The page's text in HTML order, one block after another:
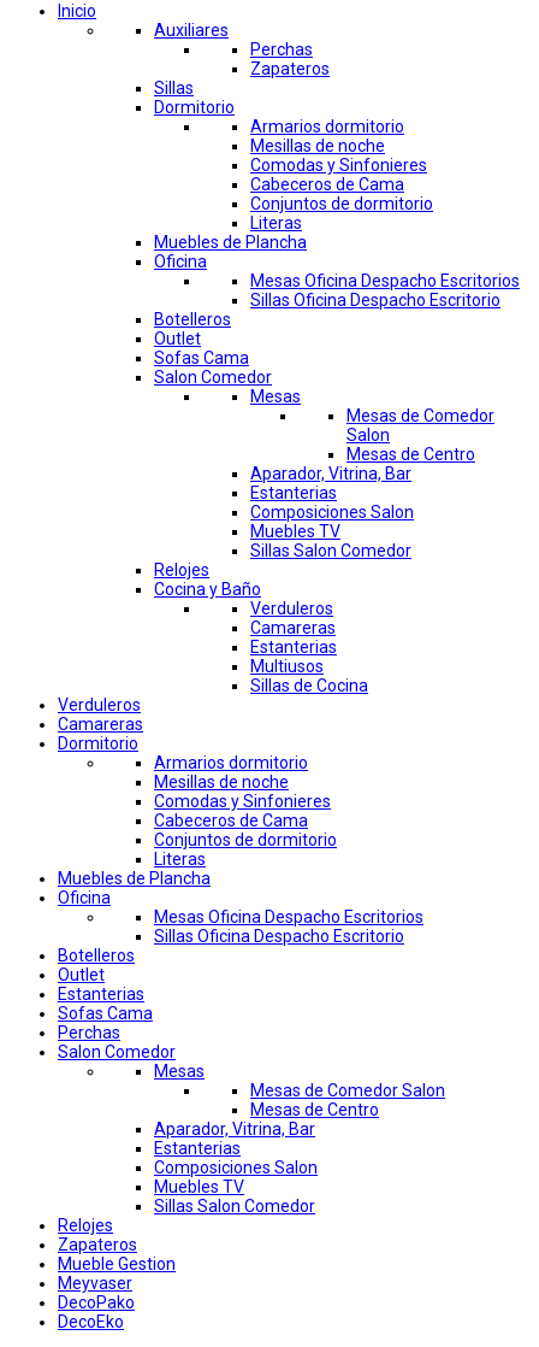
Inicio
Auxiliares
Perchas
Zapateros
Sillas
Dormitorio
Armarios dormitorio
Mesillas de noche
Comodas y Sinfonieres
Cabeceros de Cama
Conjuntos de dormitorio
Literas
Muebles de Plancha
Oficina
Mesas Oficina Despacho Escritorios
Sillas Oficina Despacho Escritorio
Botelleros
Outlet
Sofas Cama
Salon Comedor
Mesas
Mesas de Comedor
Salon
Mesas de Centro
Aparador, Vitrina, Bar
Estanterias
Composiciones Salon
Muebles TV
Sillas Salon Comedor
Relojes
Cocina y Baño
Verduleros
Camareras
Estanterias
Multiusos
Sillas de Cocina
Verduleros
Camareras
Dormitorio
Armarios dormitorio
Mesillas de noche
Comodas y Sinfonieres
Cabeceros de Cama
Conjuntos de dormitorio
Literas
Muebles de Plancha
Oficina
Mesas Oficina Despacho Escritorios
Sillas Oficina Despacho Escritorio
Botelleros
Outlet
Estanterias
Sofas Cama
Perchas
Salon Comedor
Mesas
Mesas de Comedor Salon
Mesas de Centro
Aparador, Vitrina, Bar
Estanterias
Composiciones Salon
Muebles TV
Sillas Salon Comedor
Relojes
Zapateros
Mueble Gestion
Meyvaser
DecoPako
DecoEko